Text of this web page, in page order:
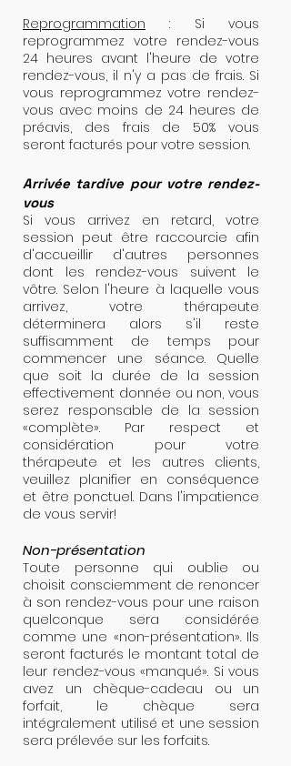
Reprogrammation : Si vous
reprogrammez votre rendez-vous
24 heures avant l'heure de votre
rendez-vous, il n'y a pas de frais. Si
vous reprogrammez votre rendez-
vous avec moins de 24 heures de
préavis, des frais de 50% vous
seront facturés pour votre session.
Arrivée tardive pour votre rendez-
vous
Si vous arrivez en retard, votre
session peut être raccourcie afin
d'accueillir d'autres personnes
dont les rendez-vous suivent le
vôtre. Selon l'heure à laquelle vous
arrivez, votre thérapeute
déterminera alors s'il reste
suffisamment de temps pour
commencer une séance. Quelle
que soit la durée de la session
effectivement donnée ou non, vous
serez responsable de la session
«complète». Par respect et
considération pour votre
thérapeute et les autres clients,
veuillez planifier en conséquence
et être ponctuel. Dans l'impatience
de vous servir!
Non-présentation
Toute personne qui oublie ou
choisit consciemment de renoncer
à son rendez-vous pour une raison
quelconque sera considérée
comme une «non-présentation». Ils
seront facturés le montant total de
leur rendez-vous «manqué». Si vous
avez un chèque-cadeau ou un
forfait, le chèque sera
intégralement utilisé et une session
sera prélevée sur les forfaits.